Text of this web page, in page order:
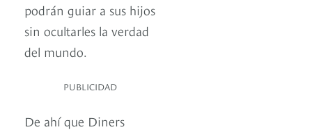
podrán guiar a sus hijos
sin ocultarles la verdad
del mundo.
PUBLICIDAD
De ahí que Diners